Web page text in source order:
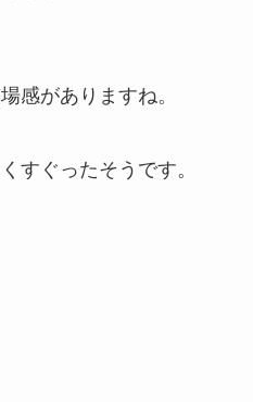
感がありますね。
すぐったそうです。